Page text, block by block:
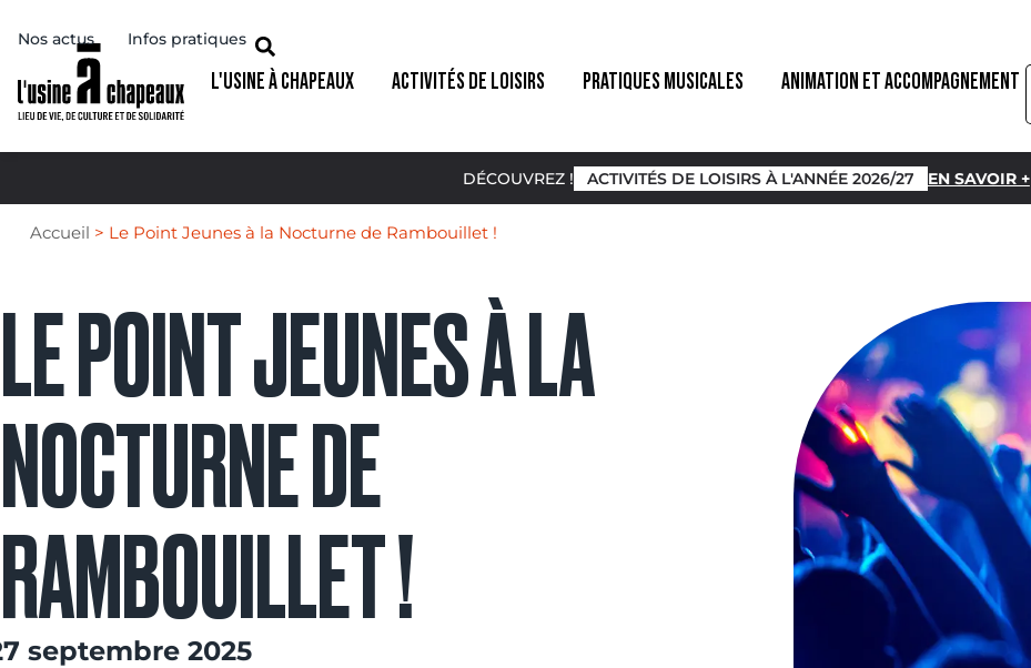
Nos actus Infos pratiques
L'USINE À CHAPEAUX ACTIVITÉS DE LOISIRS PRATIQUES MUSICALES ANIMATION ET ACCOMPAGNEMENT
DÉCOUVREZ ! ACTIVITÉS DE LOISIRS À L'ANNÉE 2026/27 EN SAVOIR +
Accueil > Le Point Jeunes à la Nocturne de Rambouillet !
LE POINT JEUNES À LA
NOCTURNE DE
RAMBOUILLET !
septembre 2025